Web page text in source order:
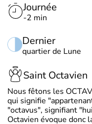
Journée
-2 min
Dernier
quartier de Lune
Saint Octavien
Nous fêtons les
qui signifie
"octavus", signifiant
Octavien évoque donc